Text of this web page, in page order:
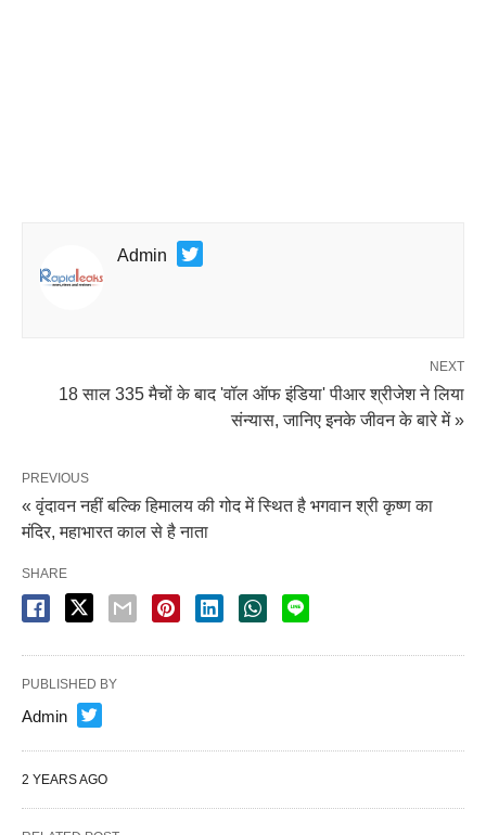
Admin
NEXT
18 साल 335 मैचों के बाद 'वॉल ऑफ इंडिया' पीआर श्रीजेश ने लिया
संन्यास, जानिए इनके जीवन के बारे में »
PREVIOUS
« वृंदावन नहीं बल्कि हिमालय की गोद में स्थित है भगवान श्री कृष्ण का
मंदिर, महाभारत काल से है नाता
SHARE
PUBLISHED BY
Admin
2 YEARS AGO